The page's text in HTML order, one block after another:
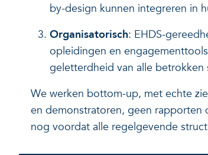
by-design kunnen integreren in
Organisatorisch: EHDS-
opleidingen en
geletterdheid van alle betrokken
We werken bottom-up, met echte
en demonstratoren, geen rapporten
nog voordat alle regelgevende